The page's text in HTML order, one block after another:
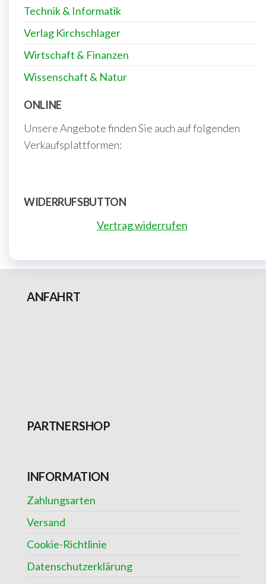
Technik & Informatik
Verlag Kirchschlager
Wirtschaft & Finanzen
Wissenschaft & Natur
ONLINE
Unsere Angebote finden Sie auch auf folgenden
Verkaufsplattformen:
WIDERRUFSBUTTON
Vertrag widerrufen
ANFAHRT
PARTNERSHOP
INFORMATION
Zahlungsarten
Versand
Cookie-Richtlinie
Datenschutzerklärung